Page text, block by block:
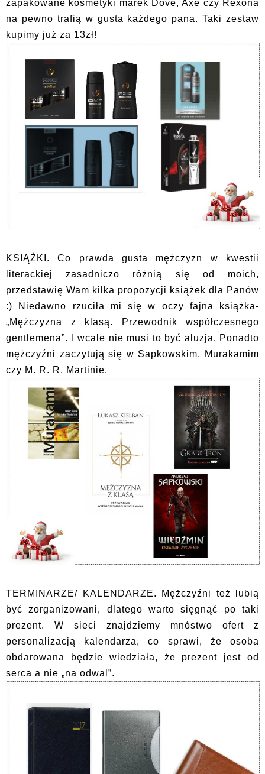
zapakowane kosmetyki marek Dove, Axe czy Rexona
na pewno trafią w gusta każdego pana. Taki zestaw
kupimy już za 13zł!
KSIĄŻKI. Co prawda gusta mężczyzn w kwestii
literackiej zasadniczo różnią się od moich,
przedstawię Wam kilka propozycji książek dla Panów
:) Niedawno rzuciła mi się w oczy fajna książka-
„Mężczyzna z klasą. Przewodnik współczesnego
gentlemena”. I wcale nie musi to być aluzja. Ponadto
mężczyźni zaczytują się w Sapkowskim, Murakamim
czy M. R. R. Martinie.
TERMINARZE/ KALENDARZE. Mężczyźni też lubią
być zorganizowani, dlatego warto sięgnąć po taki
prezent. W sieci znajdziemy mnóstwo ofert z
personalizacją kalendarza, co sprawi, że osoba
obdarowana będzie wiedziała, że prezent jest od
serca a nie „na odwal”.